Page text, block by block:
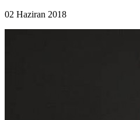
02 Haziran 2018